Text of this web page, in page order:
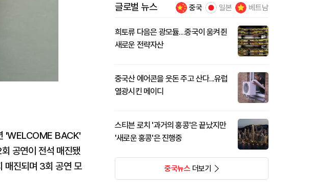
'WELCOME BACK'
공연이 전석 매진됐
매진되며 3회 공연 모
글로벌 뉴스 중국 일본 베트남
희토류 다음은 광모듈…중국이 움켜쥔
새로운 전략자산
중국산 에어콘을 웃돈 주고 산다...유럽
열광시킨 메이디
스티븐 로치 '과거의 홍콩'은 끝났지만
'새로운 홍콩'은 진행중
중국뉴스더보기